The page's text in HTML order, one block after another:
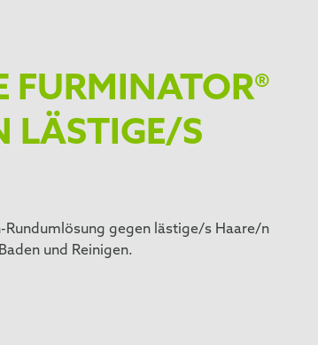
FURMINATOR®
LÄSTIGE/S
Rundumlösung gegen lästige/s Haare/n
und Reinigen.